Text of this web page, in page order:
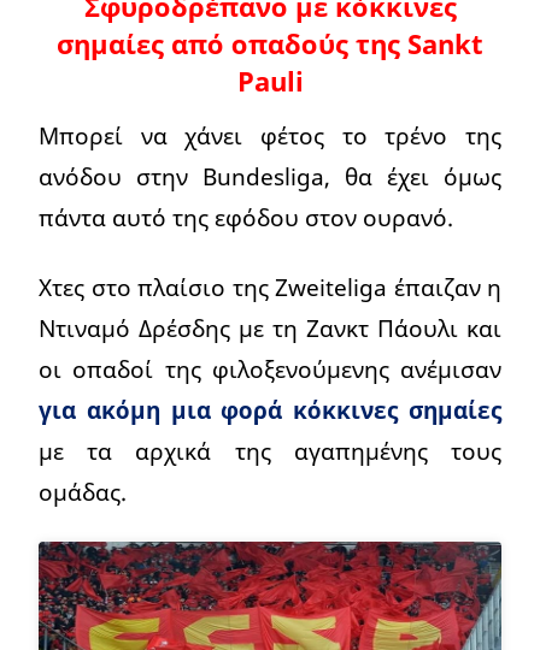
σημαίες από οπαδούς της Sankt
Pauli
Μπορεί να χάνει φέτος το τρένο της
ανόδου στην Bundesliga, θα έχει όμως
πάντα αυτό της εφόδου στον ουρανό.
Χτες στο πλαίσιο της Zweiteliga έπαιζαν η
Ντιναμό Δρέσδης με τη Ζανκτ Πάουλι και
οι οπαδοί της φιλοξενούμενης ανέμισαν
για ακόμη μια φορά κόκκινες σημαίες
με τα αρχικά της αγαπημένης τους
ομάδας.